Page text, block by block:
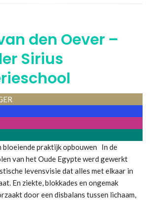
die ook met zichzelf aan de
den Oever –
Sirius
bloeiende praktijk opbouwen In de
van het Oude Egypte werd gewerkt
levensvisie dat alles met elkaar in
En ziekte, blokkades en ongemak
door een disbalans tussen lichaam,